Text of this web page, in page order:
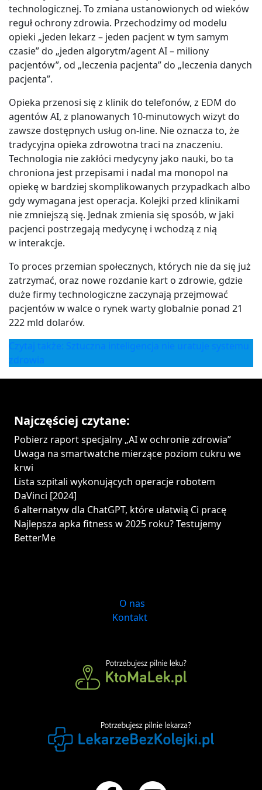
technologicznej. To zmiana ustanowionych od wieków
reguł ochrony zdrowia. Przechodzimy od modelu
opieki „jeden lekarz – jeden pacjent w tym samym
czasie” do „jeden algorytm/agent AI – miliony
pacjentów”, od „leczenia pacjenta” do „leczenia danych
pacjenta”.
Opieka przenosi się z klinik do telefonów, z EDM do
agentów AI, z planowanych 10-minutowych wizyt do
zawsze dostępnych usług on-line. Nie oznacza to, że
tradycyjna opieka zdrowotna traci na znaczeniu.
Technologia nie zakłóci medycyny jako nauki, bo ta
chroniona jest przepisami i nadal ma monopol na
opiekę w bardziej skomplikowanych przypadkach albo
gdy wymagana jest operacja. Kolejki przed klinikami
nie zmniejszą się. Jednak zmienia się sposób, w jaki
pacjenci postrzegają medycynę i wchodzą z nią
w interakcje.
To proces przemian społecznych, których nie da się już
zatrzymać, oraz nowe rozdanie kart o zdrowie, gdzie
duże firmy technologiczne zaczynają przejmować
pacjentów w walce o rynek warty globalnie ponad 21
222 mld dolarów.
Czytaj także: Sztuczna inteligencja nie uratuje systemu
zdrowia
Najczęściej czytane:
Pobierz raport specjalny „AI w ochronie zdrowia”
Uwaga na smartwatche mierzące poziom cukru we
krwi
Lista szpitali wykonujących operacje robotem
DaVinci [2024]
6 alternatyw dla ChatGPT, które ułatwią Ci pracę
Najlepsza apka fitness w 2025 roku? Testujemy
BetterMe
O nas
Kontakt